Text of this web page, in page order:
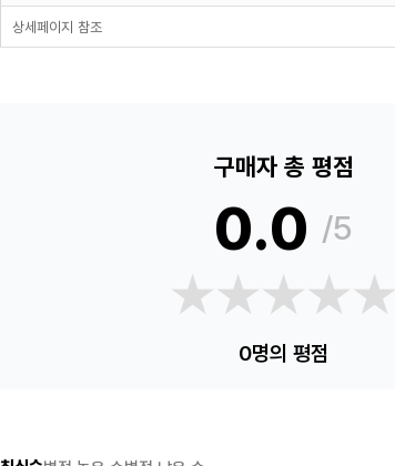
상세페이지 참조
구매자 총 평점
0.0 /5
★★★★★
★★★★★
0명의 평점